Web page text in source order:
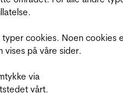
cookies. Noen cookies
vises på våre sider.
via
vårt.